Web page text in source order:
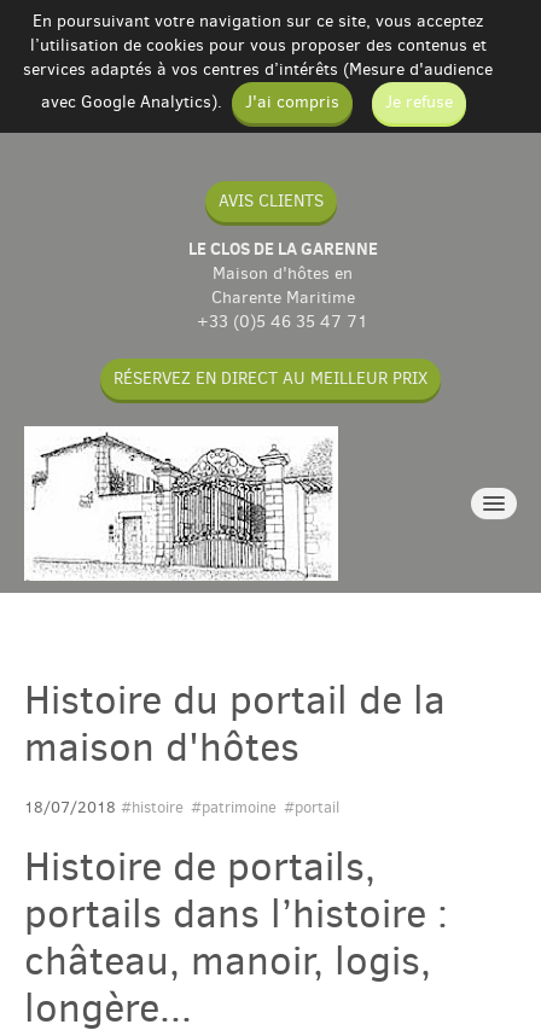
En poursuivant votre navigation sur ce site, vous acceptez
l’utilisation de cookies pour vous proposer des contenus et
services adaptés à vos centres d’intérêts (Mesure d'audience
avec Google Analytics).
J'ai compris Je refuse
AVIS CLIENTS
LE CLOS DE LA GARENNE
Maison d'hôtes en
Charente Maritime
+33 (0)5 46 35 47 71
RÉSERVEZ EN DIRECT AU MEILLEUR PRIX
Gîtes
Domaine
Accès & Tourisme
Plus
Histoire du portail de la
maison d'hôtes
18/07/2018 #histoire #patrimoine #portail
Histoire de portails,
portails dans l’histoire :
château, manoir, logis,
longère...